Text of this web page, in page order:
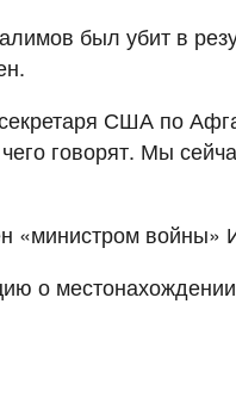
был убит в
США по
говорят. Мы
«министром войны»
о